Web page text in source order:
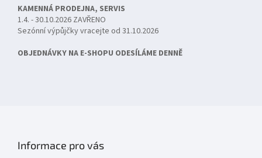
KAMENNÁ PRODEJNA, SERVIS
1.4. - 30.10.2026 ZAVŘENO
Sezónní výpůjčky vracejte od 31.10.2026
OBJEDNÁVKY NA E-SHOPU ODESÍLÁME DENNĚ
Informace pro vás